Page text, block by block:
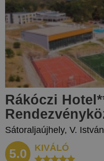
Rákóczi Hotel
Sátoraljaújhely, V.
5.0 KIVÁLÓ